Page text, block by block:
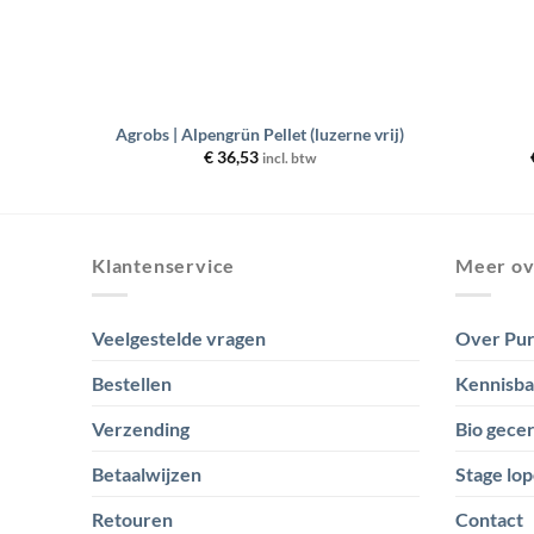
Agrobs | Alpengrün Pellet (luzerne vrij)
€36,53 incl. btw
Klantenservice
Veelgestelde vragen
Bestellen
Verzending
Betaalwijzen
Retouren
Meer
Over
Bio
Stage
Contact